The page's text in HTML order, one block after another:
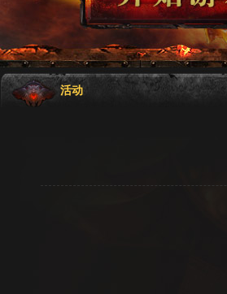
活动